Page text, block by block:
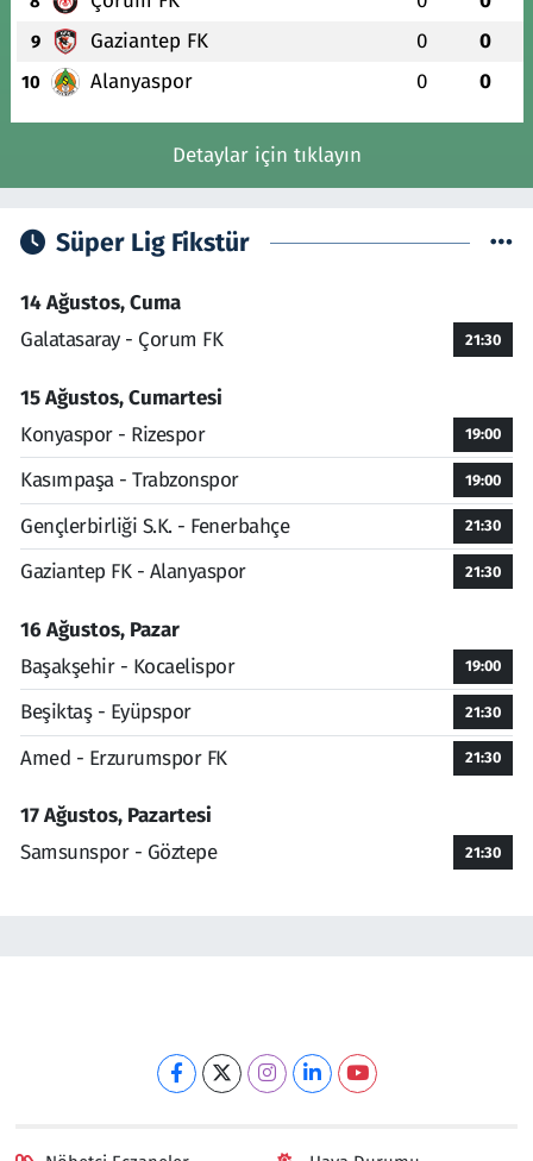
9 Gaziantep FK 0 0
10 Alanyaspor 0 0
Detaylar için tıklayın
Süper Lig Fikstür
14 Ağustos, Cuma
Galatasaray - Çorum FK
21:30
15 Ağustos, Cumartesi
Konyaspor - Rizespor
19:00
Kasımpaşa - Trabzonspor 19:00
Gençlerbirliği S.K. - Fenerbahçe 21:30
Gaziantep FK - Alanyaspor 21:30
16 Ağustos, Pazar
Başakşehir - Kocaelispor
19:00
Beşiktaş - Eyüpspor 21:30
Amed - Erzurumspor FK 21:30
17 Ağustos, Pazartesi
Samsunspor - Göztepe
21:30